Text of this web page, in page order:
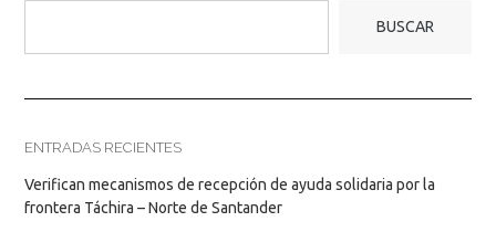
BUSCAR
ENTRADAS RECIENTES
Verifican mecanismos de recepción de ayuda solidaria por la
frontera Táchira – Norte de Santander